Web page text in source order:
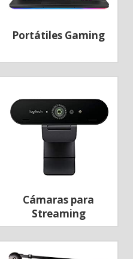
Portátiles Gaming
Cámaras para
Streaming